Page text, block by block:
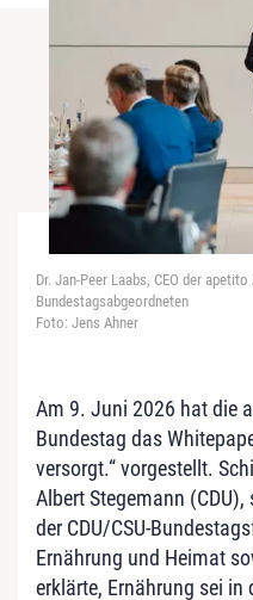
Dr. Jan-Peer Laabs, CEO der
Bundestagsabgeordneten
Foto: Jens Ahner
Am 9. Juni 2026 hat die
Bundestag das
versorgt.“ vorgestellt.
Albert Stegemann
der CDU/CSU-
Ernährung und Heimat
erklärte, Ernährung sei in